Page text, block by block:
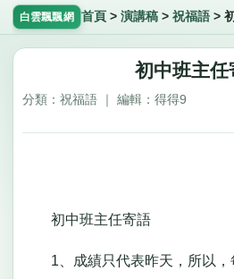
白雲飄飄網 首頁 > 演講稿> 祝福語>
初中班主任
分類：祝福語 ｜ 編輯：得得9
初中班主任寄語
1、成績只代表昨天，所以，